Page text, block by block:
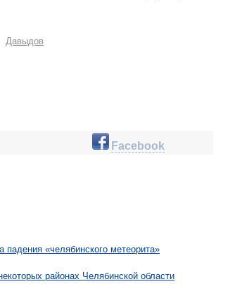
Давыдов
Facebook
падения «челябинского метеорита»
районах Челябинской области